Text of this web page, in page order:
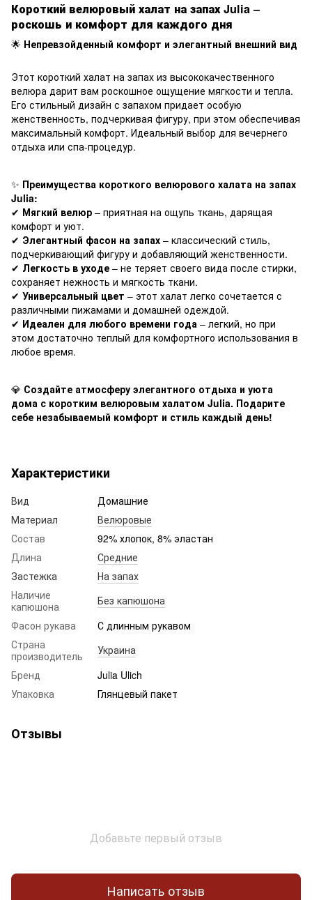
Короткий велюровый халат на запах Julia –
роскошь и комфорт для каждого дня
🌟 Непревзойденный комфорт и элегантный внешний вид
Этот короткий халат на запах из высококачественного
велюра дарит вам роскошное ощущение мягкости и тепла.
Его стильный дизайн с запахом придает особую
женственность, подчеркивая фигуру, при этом обеспечивая
максимальный комфорт. Идеальный выбор для вечернего
отдыха или спа-процедур.
✨ Преимущества короткого велюрового халата на запах
Julia:
✔ Мягкий велюр – приятная на ощупь ткань, дарящая
комфорт и уют.
✔ Элегантный фасон на запах – классический стиль,
подчеркивающий фигуру и добавляющий женственности.
✔ Легкость в уходе – не теряет своего вида после стирки,
сохраняет нежность и мягкость ткани.
✔ Универсальный цвет – этот халат легко сочетается с
различными пижамами и домашней одеждой.
✔ Идеален для любого времени года – легкий, но при
этом достаточно теплый для комфортного использования в
любое время.
💎 Создайте атмосферу элегантного отдыха и уюта
дома с коротким велюровым халатом Julia. Подарите
себе незабываемый комфорт и стиль каждый день!
Характеристики
Вид
Домашние
Материал
Велюровые
Состав
92% хлопок, 8% эластан
Длина
Средние
Застежка
На запах
Наличие
капюшона
Без капюшона
Фасон рукава
С длинным рукавом
Страна
производитель
Украина
Бренд
Julia Ulich
Упаковка
Глянцевый пакет
Отзывы
Добавьте первый отзыв
Написать отзыв